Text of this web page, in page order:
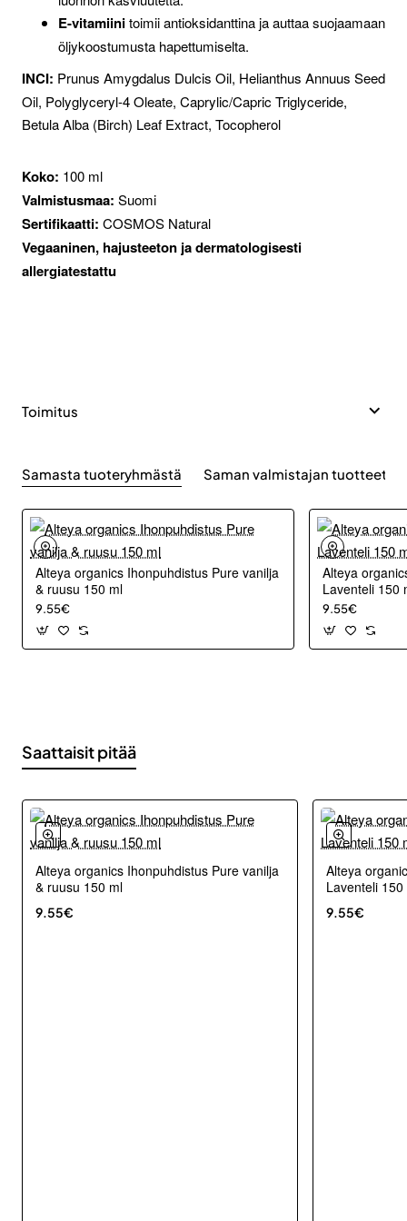
E-vitamiinitoimii antioksidanttina ja auttaa suojaamaan
öljykoostumusta hapettumiselta.
INCI: Prunus Amygdalus Dulcis Oil, Helianthus Annuus Seed
Oil, Polyglyceryl-4 Oleate, Caprylic/Capric Triglyceride,
Betula Alba (Birch) Leaf Extract, Tocopherol
Koko: 100 ml
Valmistusmaa: Suomi
Sertifikaatti: COSMOS Natural
Vegaaninen, hajusteeton ja dermatologisesti
allergiatestattu
Toimitus
Samasta tuoteryhmästä Saman valmistajan tuotteet
Alteya organics Ihonpuhdistus Pure vanilja
& ruusu 150 ml
9.55€
Alteya
Laventeli 150
9.55€
Saattaisit pitää
Alteya organics Ihonpuhdistus Pure vanilja
& ruusu 150 ml
9.55€
Alteya
Laventeli 150
9.55€